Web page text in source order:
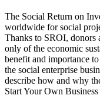
The Social Return on
worldwide for social
Thanks to SROI, donors
only of the economic
benefit and importance
the social enterprise
describe how and why
Start Your Own